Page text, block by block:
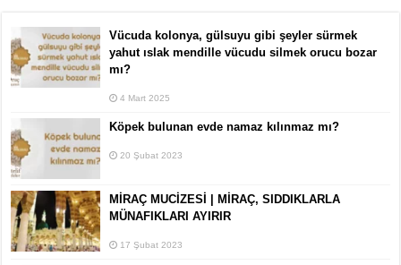
Vücuda kolonya, gülsuyu gibi şeyler sürmek
yahut ıslak mendille vücudu silmek orucu bozar
mı?
4 Mart 2025
Köpek bulunan evde namaz kılınmaz mı?
20 Şubat 2023
MİRAÇ MUCİZESİ | MİRAÇ, SIDDIKLARLA
MÜNAFIKLARI AYIRIR
17 Şubat 2023